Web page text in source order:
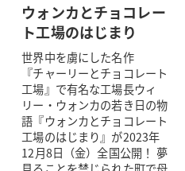
ウォンカとチョコレー
ト工場のはじまり
世界中を虜にした名作
『チャーリーとチョコレート
工場』で有名な工場長ウィ
リー・ウォンカの若き日の物
語『ウォンカとチョコレート
工場のはじまり』が2023年
12月8日（金）全国公開！ 夢